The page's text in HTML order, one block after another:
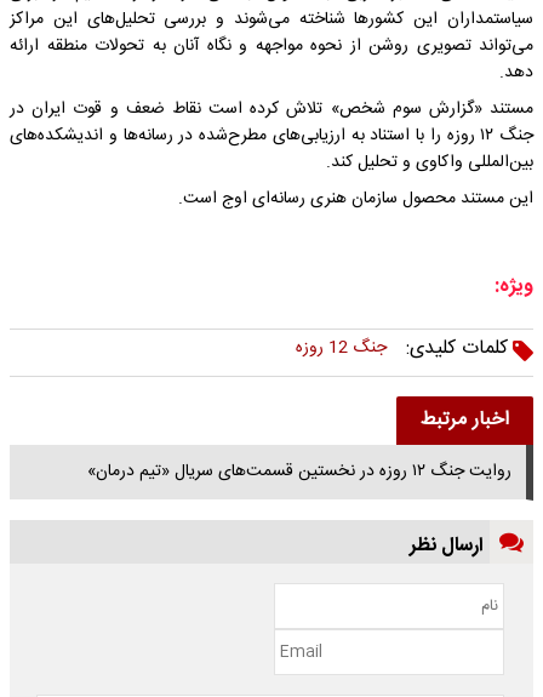
سیاستمداران این کشورها شناخته می‌شوند و بررسی تحلیل‌های این مراکز
می‌تواند تصویری روشن از نحوه مواجهه و نگاه آنان به تحولات منطقه ارائه
دهد.
مستند «گزارش سوم شخص» تلاش کرده است نقاط ضعف و قوت ایران در
جنگ ۱۲ روزه را با استناد به ارزیابی‌های مطرح‌شده در رسانه‌ها و اندیشکده‌های
بین‌المللی واکاوی و تحلیل کند.
این مستند محصول سازمان هنری رسانه‌ای اوج است.
ویژه:
کلمات کلیدی:
جنگ 12 روزه
اخبار مرتبط
روایت جنگ ۱۲ روزه در نخستین قسمت‌های سریال «تیم درمان»
ارسال نظر